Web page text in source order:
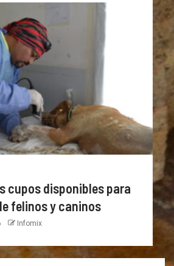
cupos disponibles para
felinos y caninos
Infomix